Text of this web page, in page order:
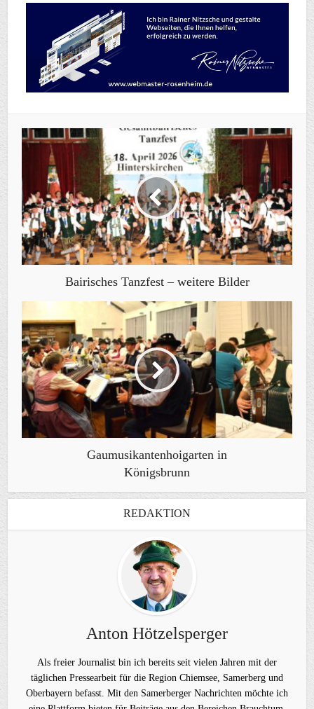
Bairisches Tanzfest – weitere Bilder
Gaumusikantenhoigarten in
Königsbrunn
REDAKTION
Anton Hötzelsperger
Als freier Journalist bin ich bereits seit vielen Jahren mit der
täglichen Pressearbeit für die Region Chiemsee, Samerberg und
Oberbayern befasst. Mit den Samerberger Nachrichten möchte ich